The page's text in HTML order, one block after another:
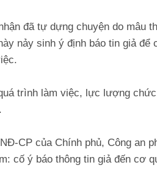
đã tự dựng chuyện do mâu
nảy sinh ý định báo tin giả để
trình làm việc, lực lượng
CP của Chính phủ, Công an
cố ý báo thông tin giả đến cơ